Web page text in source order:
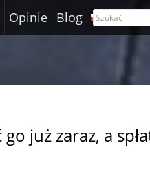
Opinie Blog Polski
już zaraz, a